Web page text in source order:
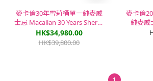
麥卡倫30年雪莉桶單一純麥威
士忌 Macallan 30 Years Sherry
Cask Single Malt Whisky
HK$34,980.00
HK$39,800.00
麥卡倫
純麥威